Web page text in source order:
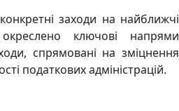
заходи на найближчі
ключові напрями
спрямовані на зміцнення
податкових адміністрацій.